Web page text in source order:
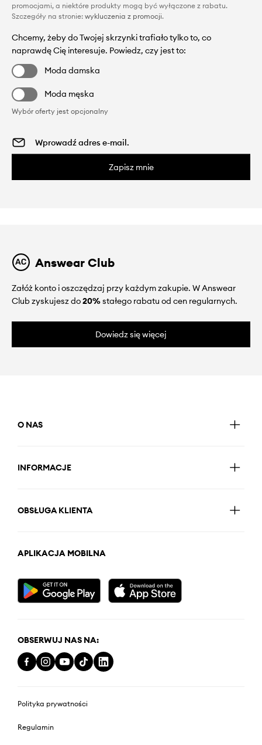
promocjami, a niektóre produkty mogą być wyłączone z rabatu.
Szczegóły na stronie: wykluczenia z promocji.
Chcemy, żeby do Twojej skrzynki trafiało tylko to, co
naprawdę Cię interesuje. Powiedz, czy jest to:
Moda damska
Moda męska
Wybór oferty jest opcjonalny
Zapisz mnie
Answear Club
Załóż konto i oszczędzaj przy każdym zakupie. W Answear
Club zyskujesz do20%stałego rabatu od cen regularnych.
Dowiedz się więcej
O NAS
INFORMACJE
OBSŁUGA KLIENTA
APLIKACJA MOBILNA
OBSERWUJ NAS NA:
Polityka prywatności
Regulamin